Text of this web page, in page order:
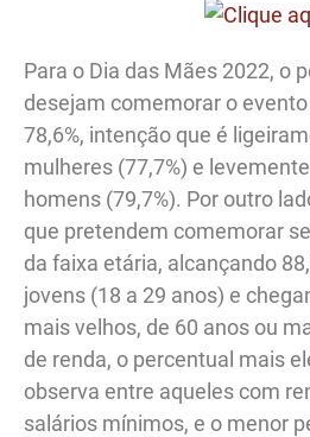
Para o Dia das Mães 2022, o
desejam comemorar o
78,6%, intenção que é
mulheres (77,7%) e
homens (79,7%). Por outro
que pretendem comemorar
da faixa etária, alcançando
jovens (18 a 29 anos) e
mais velhos, de 60 anos ou
de renda, o percentual mais
observa entre aqueles com
salários mínimos, e o menor